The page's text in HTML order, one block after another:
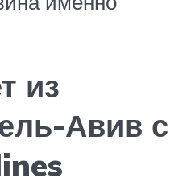
из
Авив с